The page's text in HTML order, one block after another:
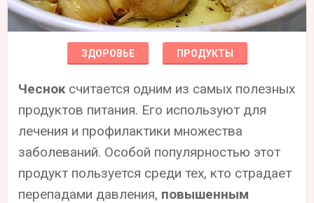
ЗДОРОВЬЕ ПРОДУКТЫ
Чесноксчитается одним из самых полезных
продуктов питания. Его используют для
лечения и профилактики множества
заболеваний. Особой популярностью этот
продукт пользуется среди тех, кто страдает
перепадами давления, повышенным